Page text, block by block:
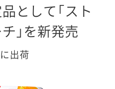
として「スト
」を新発売
出荷